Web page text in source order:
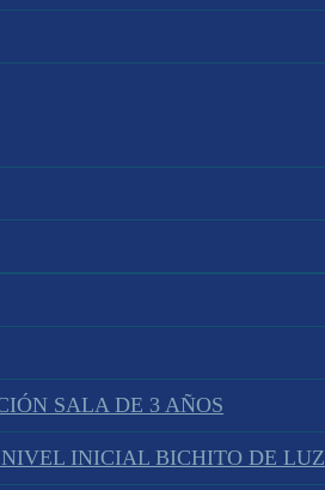
SALA DE 3 AÑOS
INICIAL BICHITO DE LUZ